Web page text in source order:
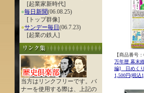
[起業家新時代]
●毎日新聞(06.08.25)
[トップ群像]
●サンデー毎日 (06.7.23)
[起業の鉄人]
当方はリンクフリーです。バ
ナーを使用する際は、上記の
【商品番号：
万年暦 幕末
編] 日めく
1,500円(税込